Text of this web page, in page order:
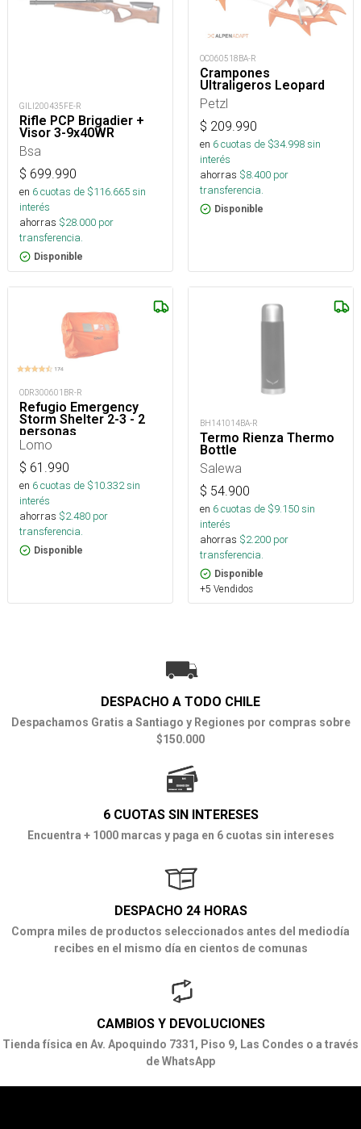
GILI200435FE-R
Rifle PCP Brigadier +
Visor 3-9x40WR
Bsa
$ 699.990
en 6cuotas de $116.665sin
interés
ahorras $28.000 por
transferencia.
Disponible
OC060518BA-R
Crampones
Ultraligeros Leopard
Petzl
$ 209.990
en 6cuotas de $34.998sin
interés
ahorras $8.400 por
transferencia.
Disponible
ODR300601BR-R
Refugio Emergency
Storm Shelter 2-3 - 2
personas
Lomo
$ 61.990
en 6cuotas de $10.332sin
interés
ahorras $2.480 por
transferencia.
Disponible
BH141014BA-R
Termo Rienza Thermo
Bottle
Salewa
$ 54.900
en 6cuotas de $9.150sin
interés
ahorras $2.200 por
transferencia.
Disponible
+5 Vendidos
DESPACHO A TODO CHILE
Despachamos Gratis a Santiago y Regiones por compras sobre
$150.000
6 CUOTAS SIN INTERESES
Encuentra + 1000 marcas y paga en 6 cuotas sin intereses
DESPACHO 24 HORAS
Compra miles de productos seleccionados antes del mediodía
recibes en el mismo día en cientos de comunas
CAMBIOS Y DEVOLUCIONES
Tienda física en Av. Apoquindo 7331, Piso 9, Las Condes o a través
de WhatsApp